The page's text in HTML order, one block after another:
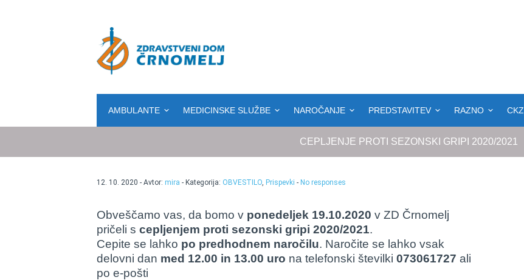
AMBULANTE MEDICINSKE SLUŽBE NAROČANJE PREDSTAVITEV RAZNO CKZ
CEPLJENJE PROTI SEZONSKI GRIPI 2020/2021
12. 10. 2020 - Avtor: mira - Kategorija: OBVESTILO, Prispevki - No responses
Obveščamo vas, da bomo v ponedeljek 19.10.2020 v ZD Črnomelj
pričeli s cepljenjem proti sezonski gripi 2020/2021.
Cepite se lahko po predhodnem naročilu. Naročite se lahko vsak
delovni dan med 12.00 in 13.00 uro na telefonski številki 073061727 ali
po e-pošti